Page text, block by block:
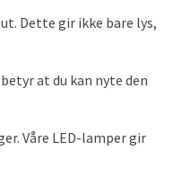
Dette gir ikke bare lys,
at du kan nyte den
Våre LED-lamper gir